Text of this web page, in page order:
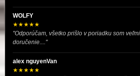
WOLFY
★★★★★
"Odporúčam, všetko prišlo v poriadku som
doručenie...."
alex nguyenVan
★★★★★